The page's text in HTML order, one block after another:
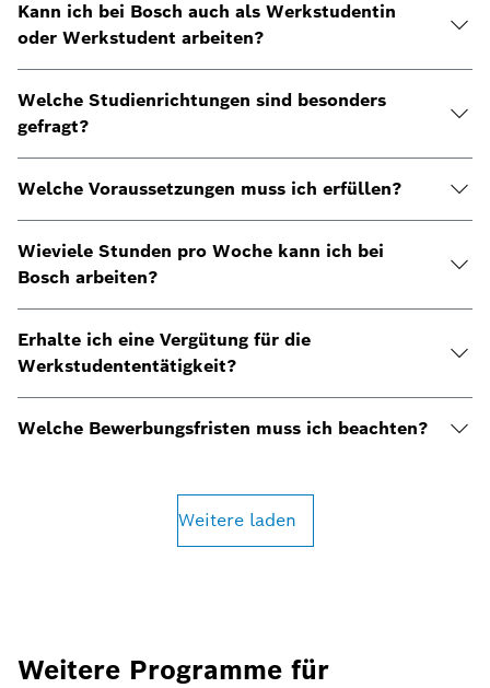
Kann ich bei Bosch auch als Werkstudentin
oder Werkstudent arbeiten?
Welche Studienrichtungen sind besonders
gefragt?
Welche Voraussetzungen muss ich erfüllen?
Wieviele Stunden pro Woche kann ich bei
Bosch arbeiten?
Erhalte ich eine Vergütung für die
Werkstudententätigkeit?
Welche Bewerbungsfristen muss ich beachten?
Weitere laden
Weitere Programme für